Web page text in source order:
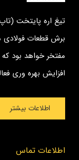
برش قطعات فولادی
مفتخر خواهد بود
افزایش بهره وری
اطلاعات بیشتر
اطلاعات تماس